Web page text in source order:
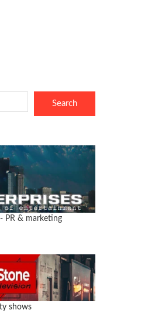
Search
- PR & marketing
shows